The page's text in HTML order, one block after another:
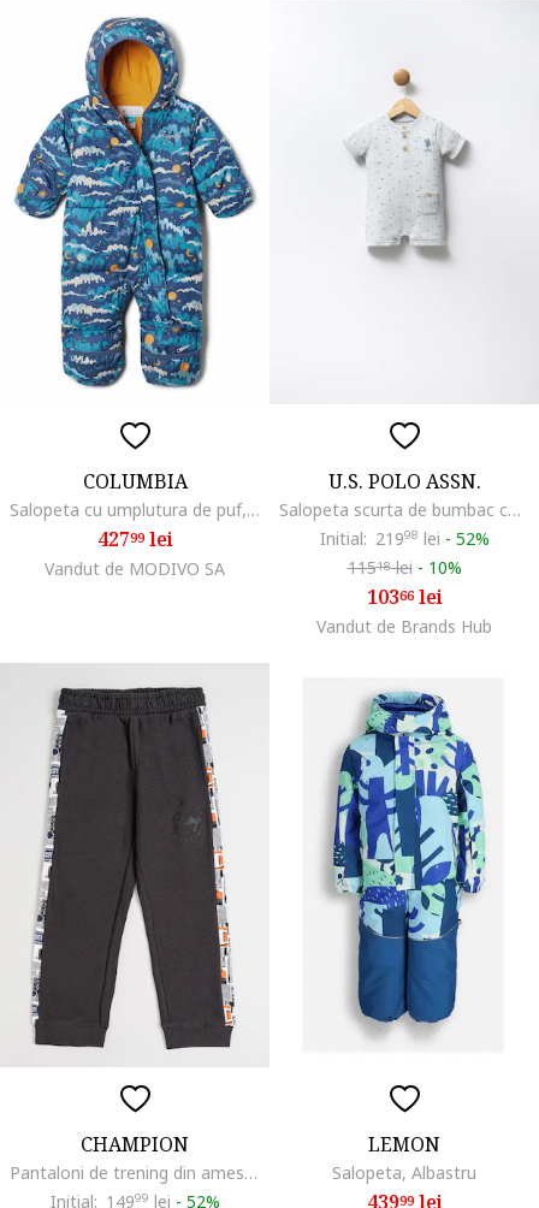
COLUMBIA
Salopeta cu umplutura de puf, pentru schi si snowboarding Snugly Bunny, Albastru
42799lei
Vandut de MODIVO SA
U.S. POLO ASSN.
Salopeta scurta de bumbac cu model grafic, Verde pal
Initial: 21998 lei - 52%
11518lei - 10%
10366lei
Vandut de Brands Hub
CHAMPION
Pantaloni de trening din amestec de bumbac cu segmente laterale, Gri inchis
Initial: 14999 lei - 52%
LEMON
Salopeta, Albastru
43999lei